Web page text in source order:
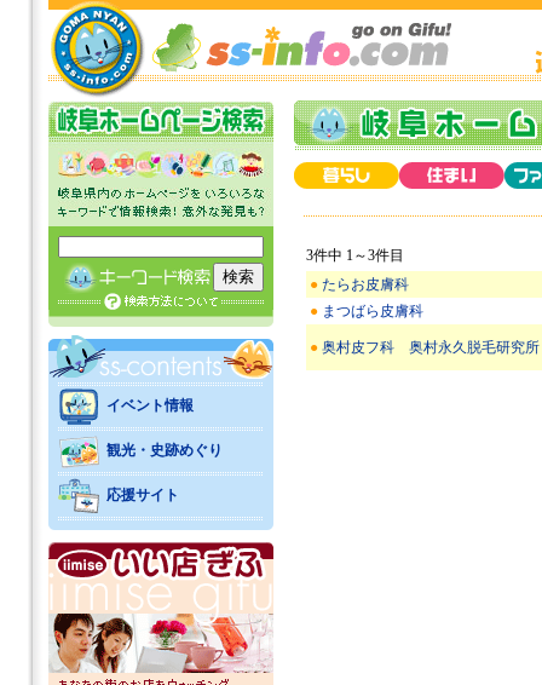
イベント情報
観光・史跡めぐり
応援サイト
3件中 1～3件目
● たらお皮膚科
● まつばら皮膚科
● 奥村皮フ科 奥村永久脱毛研究所